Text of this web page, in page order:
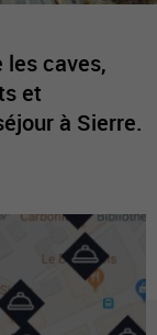
caves,
et
à Sierre.